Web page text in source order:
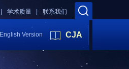
联系我们
学术质量 |
English Version CJA